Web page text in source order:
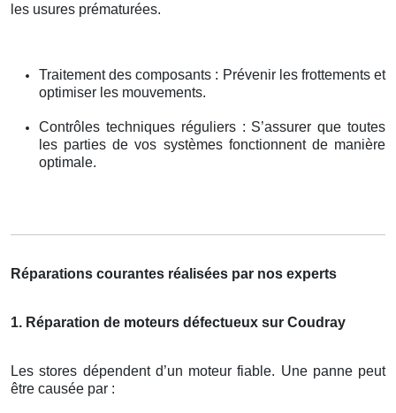
les usures prématurées.
Traitement des composants : Prévenir les frottements et
optimiser les mouvements.
Contrôles techniques réguliers : S’assurer que toutes
les parties de vos systèmes fonctionnent de manière
optimale.
Réparations courantes réalisées par nos experts
1. Réparation de moteurs défectueux sur Coudray
Les stores dépendent d’un moteur fiable. Une panne peut
être causée par :